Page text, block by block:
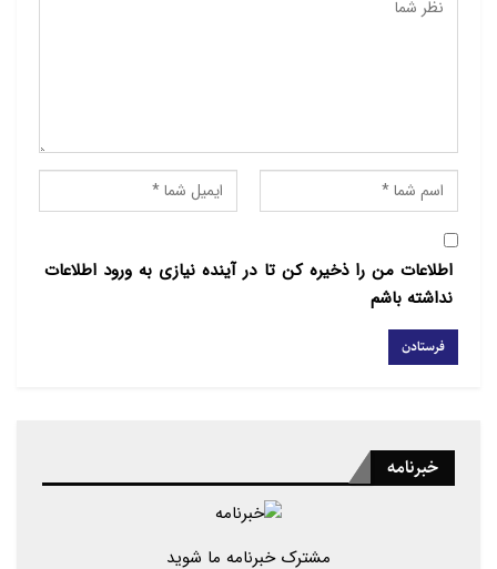
اطلاعات من را ذخیره کن تا در آینده نیازی به ورود اطلاعات
نداشته باشم
خبرنامه
مشترک خبرنامه ما شوید